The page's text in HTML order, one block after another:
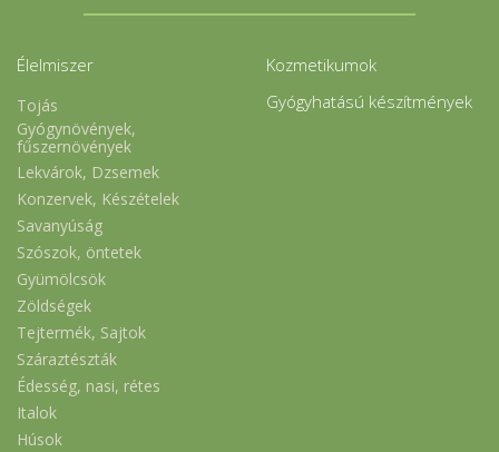
Élelmiszer
Tojás
Gyógynövények,
fűszernövények
Lekvárok, Dzsemek
Konzervek, Készételek
Savanyúság
Szószok, öntetek
Gyümölcsök
Zöldségek
Tejtermék, Sajtok
Száraztészták
Édesség, nasi, rétes
Italok
Húsok
Kozmetikumok
Gyógyhatású készítmények